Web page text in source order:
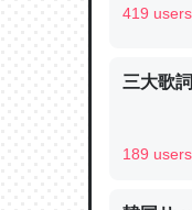
論文で
は」
419 users
三大歌
189 users